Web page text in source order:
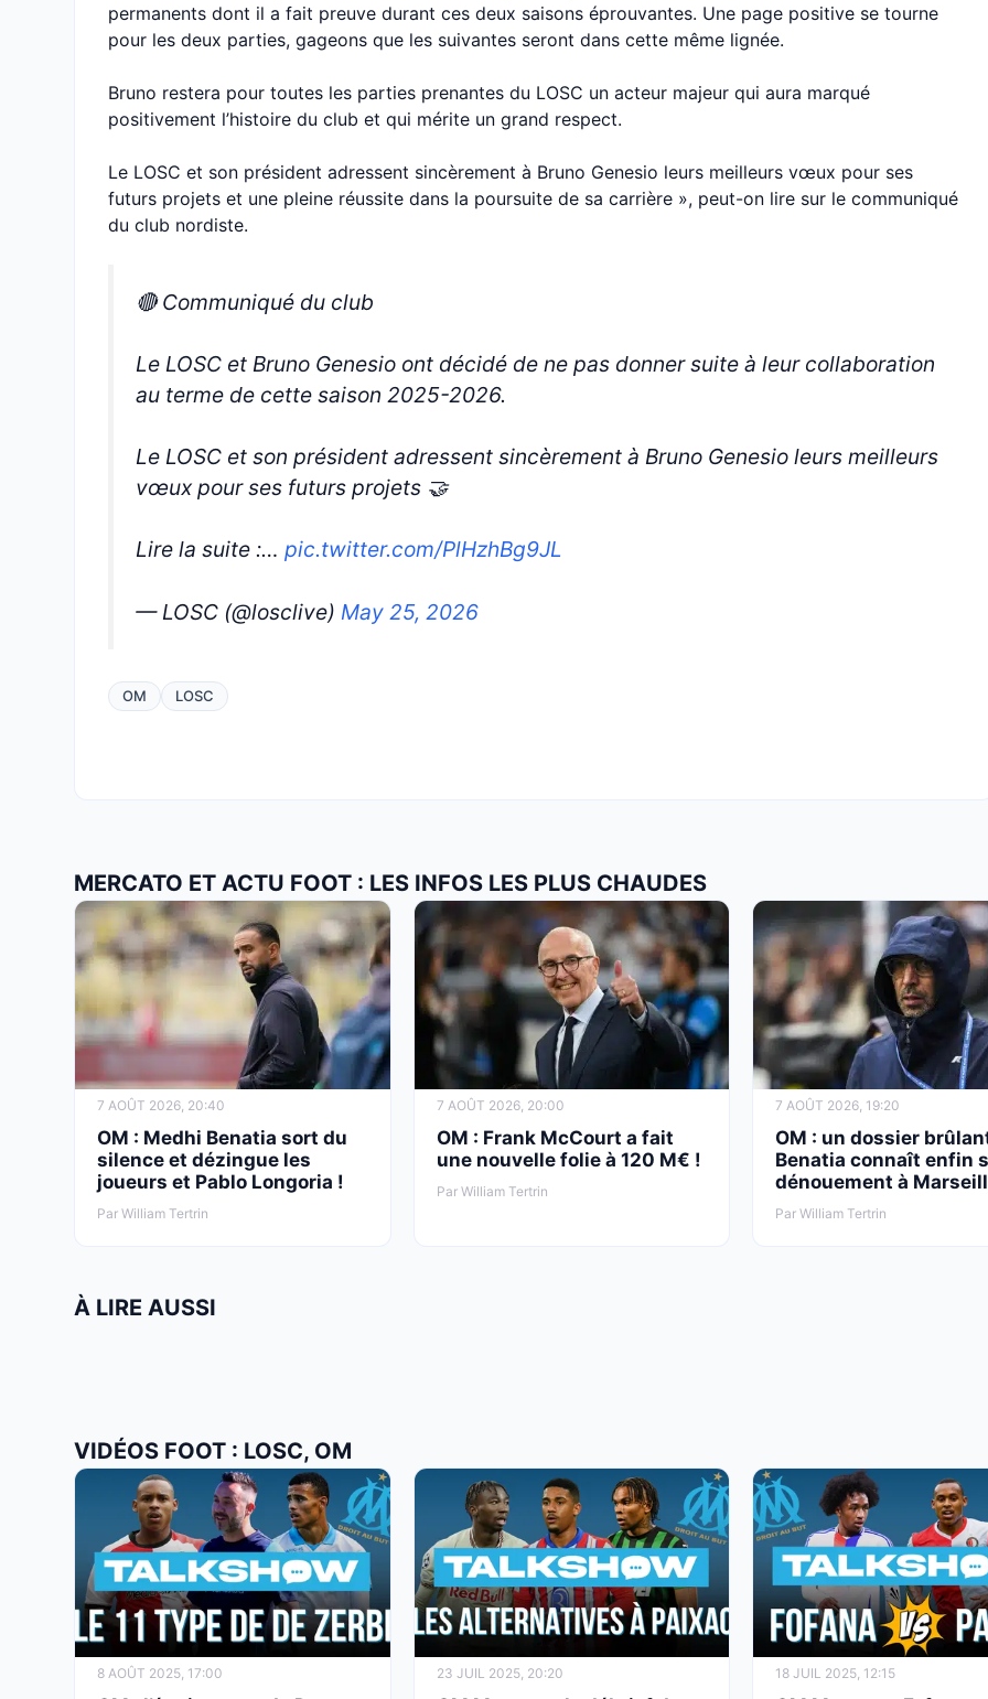
permanents dont il a fait preuve durant ces deux saisons éprouvantes. Une page positive se tourne
pour les deux parties, gageons que les suivantes seront dans cette même lignée.
Bruno restera pour toutes les parties prenantes du LOSC un acteur majeur qui aura marqué
positivement l’histoire du club et qui mérite un grand respect.
Le LOSC et son président adressent sincèrement à Bruno Genesio leurs meilleurs vœux pour ses
futurs projets et une pleine réussite dans la poursuite de sa carrière », peut-on lire sur le communiqué
du club nordiste.
🔴 Communiqué du club
Le LOSC et Bruno Genesio ont décidé de ne pas donner suite à leur collaboration
au terme de cette saison 2025-2026.
Le LOSC et son président adressent sincèrement à Bruno Genesio leurs meilleurs
vœux pour ses futurs projets 🤝
Lire la suite :… pic.twitter.com/PlHzhBg9JL
— LOSC (@losclive) May 25, 2026
OM LOSC
MERCATO ET ACTU FOOT : LES INFOS LES PLUS CHAUDES
7 AOÛT 2026, 20:40
OM : Medhi Benatia sort du
silence et dézingue les
joueurs et Pablo Longoria !
Par William Tertrin
7 AOÛT 2026, 20:00
OM : Frank McCourt a fait
une nouvelle folie à 120 M€ !
Par William Tertrin
7 AOÛT 2026, 19:20
OM : un dossier
Benatia connaît enfin
dénouement à
Par William Tertrin
À LIRE AUSSI
VIDÉOS FOOT : LOSC, OM
8 AOÛT 2025, 17:00 23 JUIL 2025, 20:20 18 JUIL 2025, 12:15